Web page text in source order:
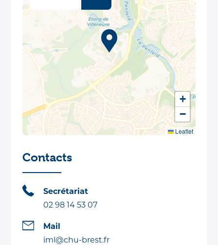
+
−
Leaflet
Contacts
Secrétariat
02 98 14 53 07
Mail
iml@chu-brest.fr